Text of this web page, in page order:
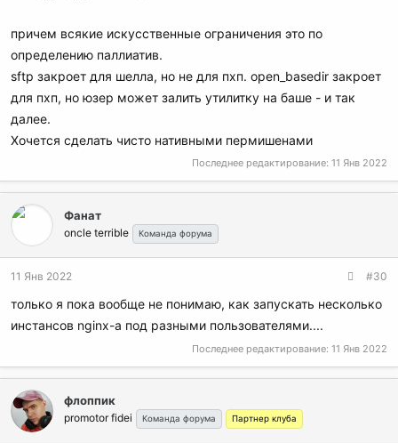
причем всякие искусственные ограничения это по
определению паллиатив.
sftp закроет для шелла, но не для пхп. open_basedir закроет
для пхп, но юзер может залить утилитку на баше - и так
далее.
Хочется сделать чисто нативными пермишенами
Последнее редактирование: 11 Янв 2022
Фанат
oncle terrible Команда форума
11 Янв 2022 #30
только я пока вообще не понимаю, как запускать несколько
инстансов nginx-a под разными пользователями....
Последнее редактирование: 11 Янв 2022
флоппик
promotor fidei Команда форума Партнер клуба